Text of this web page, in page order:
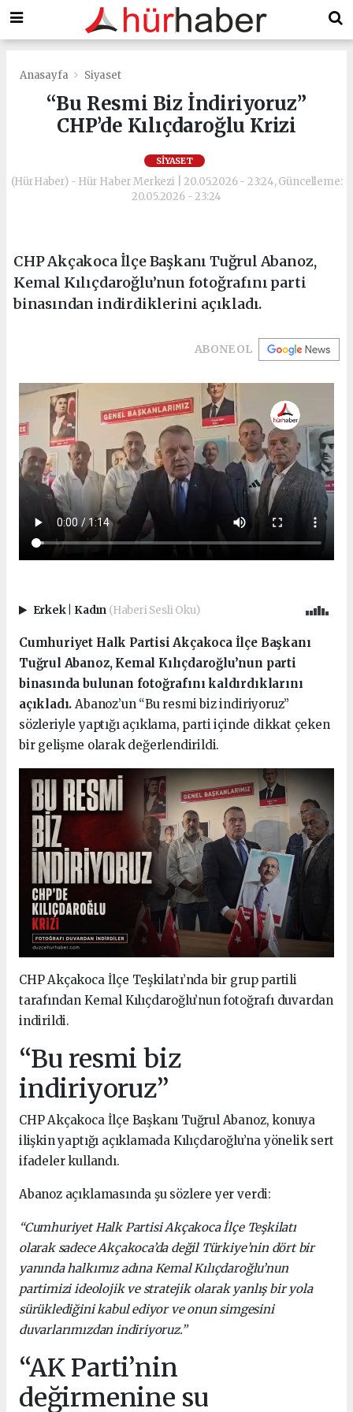
Anasayfa Siyaset
“Bu Resmi Biz İndiriyoruz”
CHP’de Kılıçdaroğlu Krizi
SIYASET
(HürHaber) - Hür Haber Merkezi | 20.05.2026 - 23:24, Güncelleme:
20.05.2026 - 23:24
CHP Akçakoca İlçe Başkanı Tuğrul Abanoz,
Kemal Kılıçdaroğlu’nun fotoğrafını parti
binasından indirdiklerini açıkladı.
ABONE OL
Erkek Kadın (Haberi Sesli Oku)
Cumhuriyet Halk Partisi Akçakoca İlçe Başkanı
Tuğrul Abanoz, Kemal Kılıçdaroğlu’nun parti
binasında bulunan fotoğrafını kaldırdıklarını
açıkladı. Abanoz’un “Bu resmi biz indiriyoruz”
sözleriyle yaptığı açıklama, parti içinde dikkat çeken
bir gelişme olarak değerlendirildi.
CHP Akçakoca İlçe Teşkilatı’nda bir grup partili
tarafından Kemal Kılıçdaroğlu’nun fotoğrafı duvardan
indirildi.
“Bu resmi biz
indiriyoruz”
CHP Akçakoca İlçe Başkanı Tuğrul Abanoz, konuya
ilişkin yaptığı açıklamada Kılıçdaroğlu’na yönelik sert
ifadeler kullandı.
Abanoz açıklamasında şu sözlere yer verdi:
“Cumhuriyet Halk Partisi Akçakoca İlçe Teşkilatı
olarak sadece Akçakoca’da değil Türkiye’nin dört bir
yanında halkımız adına Kemal Kılıçdaroğlu’nun
partimizi ideolojik ve stratejik olarak yanlış bir yola
sürüklediğini kabul ediyor ve onun simgesini
duvarlarımızdan indiriyoruz.”
“AK Parti’nin
değirmenine su